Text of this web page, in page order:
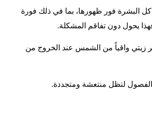
البشرة فور ظهورها، بما في ذلك فورة
يحول دون تفاقم المشكلة.
واقياً من الشمس عند الخروج من
لتظل منتعشة ومتجددة.